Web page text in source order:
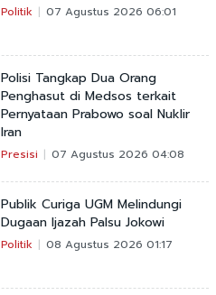
Politik 07 Agustus 2026 06:01
Polisi Tangkap Dua Orang
Penghasut di Medsos terkait
Pernyataan Prabowo soal Nuklir
Iran
Presisi 07 Agustus 2026 04:08
Publik Curiga UGM Melindungi
Dugaan Ijazah Palsu Jokowi
Politik 08 Agustus 2026 01:17